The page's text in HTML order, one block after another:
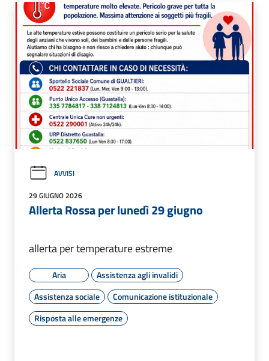
AVVISI
29 GIUGNO 2026
Allerta Rossa per lunedì 29 giugno
allerta per temperature estreme
Aria
Assistenza agli invalidi
Assistenza sociale
Comunicazione istituzionale
Risposta alle emergenze